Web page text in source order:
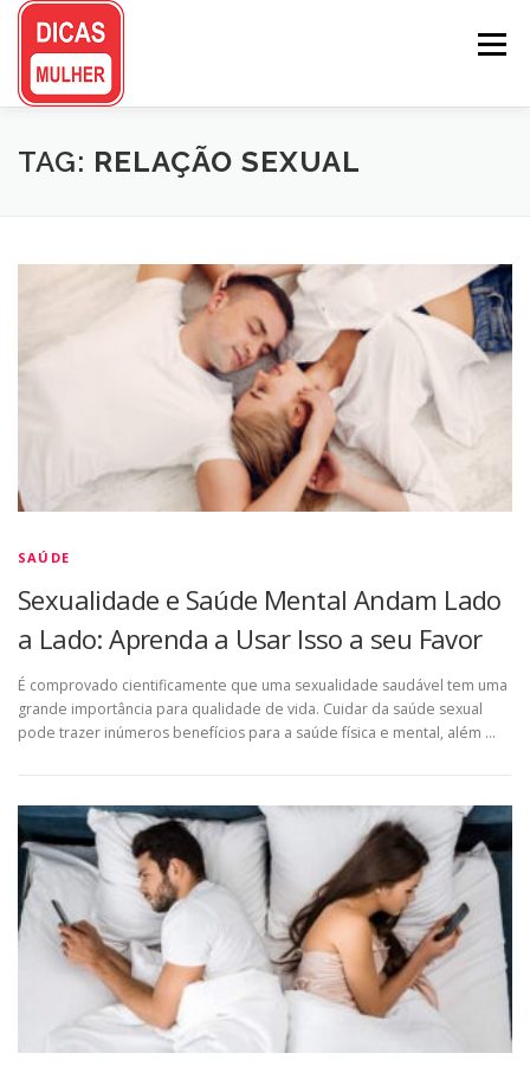
Pular
conteúdo
Menu
TAG: RELAÇÃO SEXUAL
SAÚDE
Sexualidade e Saúde Mental Andam Lado
a Lado: Aprenda a Usar Isso a seu Favor
É comprovado cientificamente que uma sexualidade saudável tem uma
grande importância para qualidade de vida. Cuidar da saúde sexual
pode trazer inúmeros benefícios para a saúde física e mental, além …